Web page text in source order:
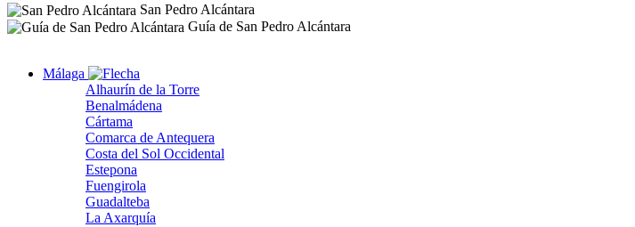
San Pedro Alcántara
Guía de San Pedro Alcántara
Málaga
Alhaurín de la Torre
Benalmádena
Cártama
Comarca de Antequera
Costa del Sol Occidental
Estepona
Fuengirola
Guadalteba
La Axarquía